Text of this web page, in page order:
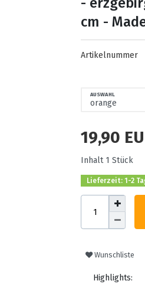
cm -
Artikelnummer
AUSWAHL
19,90
Inhalt 1 Stück
Lieferzeit: 1-2
Wunschliste
Highlights: